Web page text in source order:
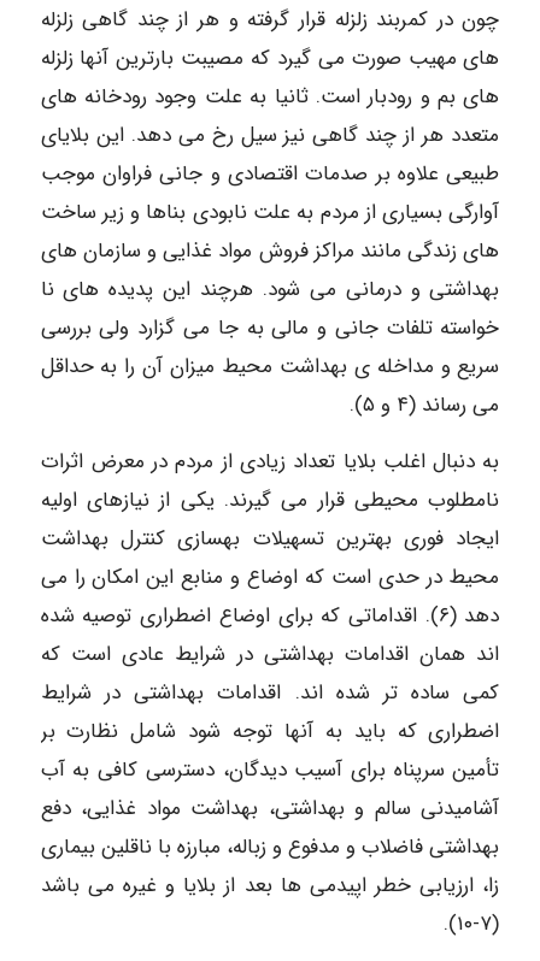
چون در کمربند زلزله قرار گرفته و هر از چند گاهی زلزله
های مهیب صورت می گیرد که مصیبت بارترین آنها زلزله
های بم و رودبار است. ثانیا به علت وجود رودخانه های
متعدد هر از چند گاهی نیز سیل رخ می دهد. این بلایای
طبیعی علاوه بر صدمات اقتصادی و جانی فراوان موجب
آوارگی بسیاری از مردم به علت نابودی بناها و زیر ساخت
های زندگی مانند مراکز فروش مواد غذایی و سازمان های
بهداشتی و درمانی می شود. هرچند این پدیده های نا
خواسته تلفات جانی و مالی به جا می گزارد ولی بررسی
سریع و مداخله ی بهداشت محیط میزان آن را به حداقل
می رساند (۴ و ۵).
به دنبال اغلب بلایا تعداد زیادی از مردم در معرض اثرات
نامطلوب محیطی قرار می گیرند. یکی از نیازهای اولیه
ایجاد فوری بهترین تسهیلات بهسازی کنترل بهداشت
محیط در حدی است که اوضاع و منابع این امکان را می
دهد (۶). اقداماتی که برای اوضاع اضطراری توصیه شده
اند همان اقدامات بهداشتی در شرایط عادی است که
کمی ساده تر شده اند. اقدامات بهداشتی در شرایط
اضطراری که باید به آنها توجه شود شامل نظارت بر
تأمین سرپناه برای آسیب دیدگان، دسترسی کافی به آب
آشامیدنی سالم و بهداشتی، بهداشت مواد غذایی، دفع
بهداشتی فاضلاب و مدفوع و زباله، مبارزه با ناقلین بیماری
زا، ارزیابی خطر اپیدمی ها بعد از بلایا و غیره می باشد
(۷-۱۰).